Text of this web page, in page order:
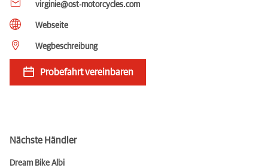
virginie@ost-motorcycles.com
Webseite
Wegbeschreibung
Probefahrt vereinbaren
Nächste Händler
Dream Bike Albi